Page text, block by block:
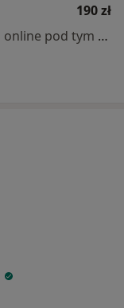
190 zł
Specjalista nie oferuje umawiania online pod tym adresem.